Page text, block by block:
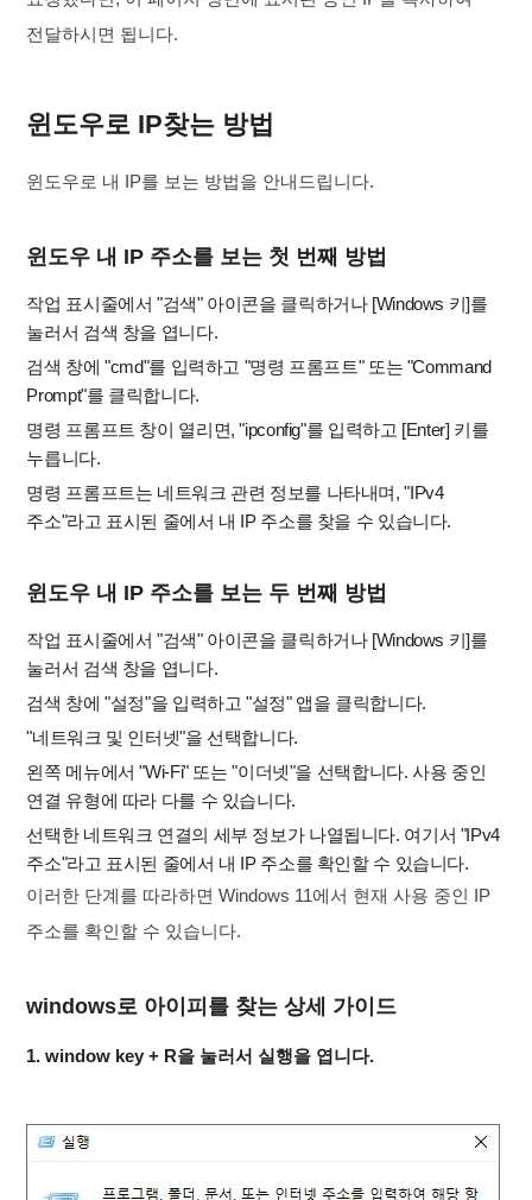
전달하시면 됩니다.
윈도우로 IP찾는 방법
윈도우로 내 IP를 보는 방법을 안내드립니다.
윈도우 내 IP 주소를 보는 첫 번째 방법
작업 표시줄에서 "검색" 아이콘을 클릭하거나 [Windows 키]를
눌러서 검색 창을 엽니다.
검색 창에 "cmd"를 입력하고 "명령 프롬프트" 또는 "Command
Prompt"를 클릭합니다.
명령 프롬프트 창이 열리면, "ipconfig"를 입력하고 [Enter] 키를
누릅니다.
명령 프롬프트는 네트워크 관련 정보를 나타내며, "IPv4
주소"라고 표시된 줄에서 내 IP 주소를 찾을 수 있습니다.
윈도우 내 IP 주소를 보는 두 번째 방법
작업 표시줄에서 "검색" 아이콘을 클릭하거나 [Windows 키]를
눌러서 검색 창을 엽니다.
검색 창에 "설정"을 입력하고 "설정" 앱을 클릭합니다.
"네트워크 및 인터넷"을 선택합니다.
왼쪽 메뉴에서 "Wi-Fi" 또는 "이더넷"을 선택합니다. 사용 중인
연결 유형에 따라 다를 수 있습니다.
선택한 네트워크 연결의 세부 정보가 나열됩니다. 여기서 "IPv4
주소"라고 표시된 줄에서 내 IP 주소를 확인할 수 있습니다.
이러한 단계를 따라하면 Windows 11에서 현재 사용 중인 IP
주소를 확인할 수 있습니다.
windows로 아이피를 찾는 상세 가이드
1. window key + R을 눌러서 실행을 엽니다.